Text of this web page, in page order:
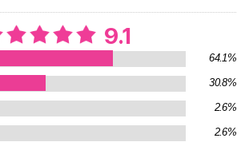
9.1
64.1%
30.8%
2.6%
2.6%